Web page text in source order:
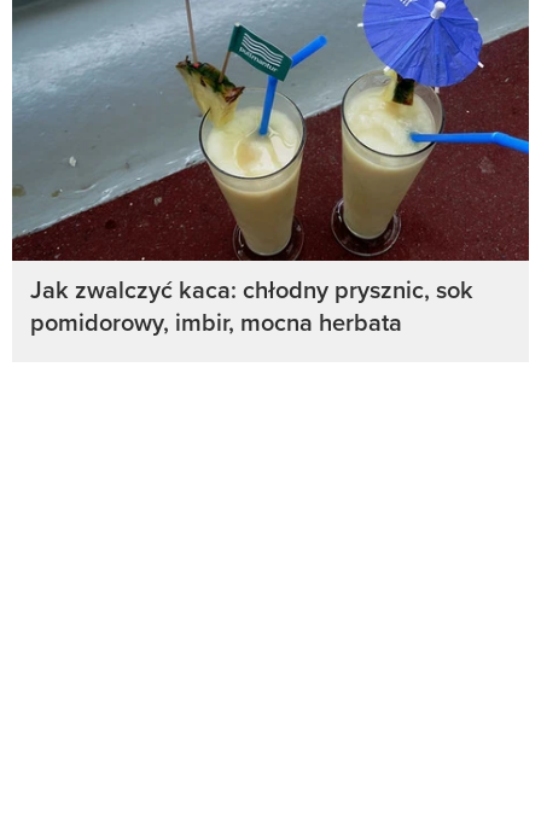
Jak zwalczyć kaca: chłodny prysznic, sok
pomidorowy, imbir, mocna herbata